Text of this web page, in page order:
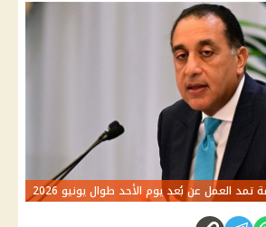
تمد العمل عن بُعد يوم الأحد طوال يونيو 2026